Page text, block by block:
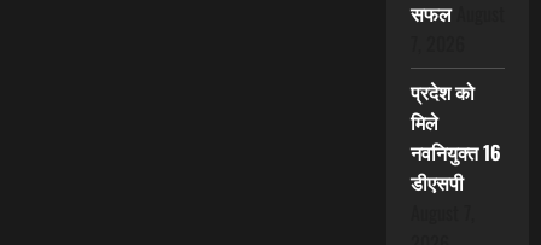
सफल
प्रदेश को
मिले
नवनियुक्त 16
डीएसपी